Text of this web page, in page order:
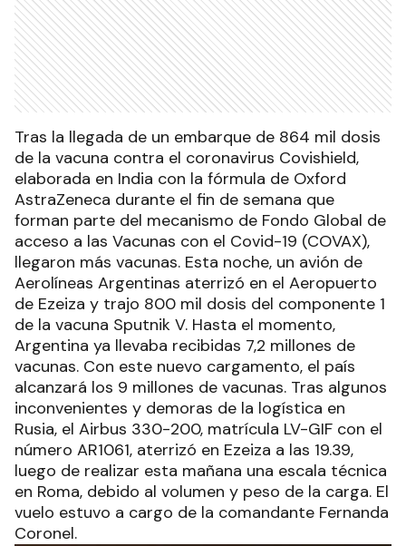
Tras la llegada de un embarque de 864 mil dosis
de la vacuna contra el coronavirus Covishield,
elaborada en India con la fórmula de Oxford
AstraZeneca durante el fin de semana que
forman parte del mecanismo de Fondo Global de
acceso a las Vacunas con el Covid-19 (COVAX),
llegaron más vacunas. Esta noche, un avión de
Aerolíneas Argentinas aterrizó en el Aeropuerto
de Ezeiza y trajo 800 mil dosis del componente 1
de la vacuna Sputnik V. Hasta el momento,
Argentina ya llevaba recibidas 7,2 millones de
vacunas. Con este nuevo cargamento, el país
alcanzará los 9 millones de vacunas. Tras algunos
inconvenientes y demoras de la logística en
Rusia, el Airbus 330-200, matrícula LV-GIF con el
número AR1061, aterrizó en Ezeiza a las 19.39,
luego de realizar esta mañana una escala técnica
en Roma, debido al volumen y peso de la carga. El
vuelo estuvo a cargo de la comandante Fernanda
Coronel.